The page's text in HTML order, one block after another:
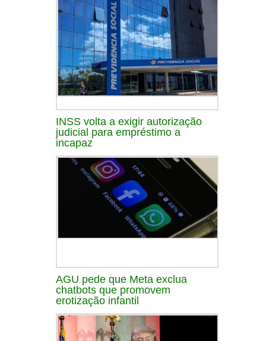
INSS volta a exigir autorização
judicial para empréstimo a
incapaz
AGU pede que Meta exclua
chatbots que promovem
erotização infantil